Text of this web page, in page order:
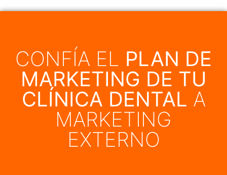
CONFÍA EL PLAN DE
MARKETING DE TU
CLÍNICA DENTAL A
MARKETING
EXTERNO